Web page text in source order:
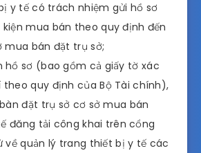
y tế có trách nhiệm gửi hồ sơ
mua bán theo quy định đến
mua bán đặt trụ sở;
hồ sơ (bao gồm cả giấy tờ xác
theo quy định của Bộ Tài chính),
đặt trụ sở cơ sở mua bán
đăng tải công khai trên cổng
về quản lý trang thiết bị y tế các